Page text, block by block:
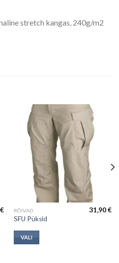
stretch kangas, 240g/m2
€ RÕIVAD
SFU Püksid
31,90€
VALI
This
product
has